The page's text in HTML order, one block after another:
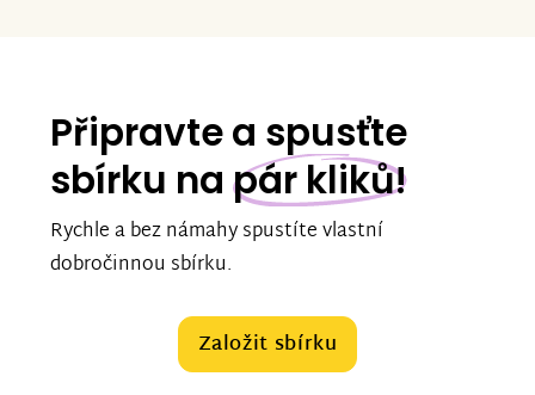
Připravte a spusťte
sbírku na pár kliků!
Rychle a bez námahy spustíte vlastní
dobročinnou sbírku.
Založit sbírku